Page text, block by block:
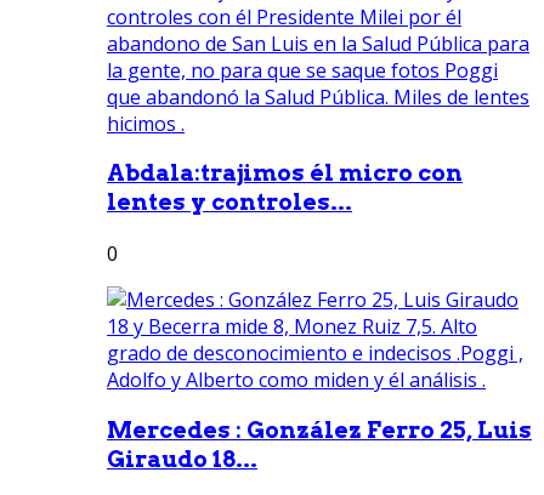
Abdala:trajimos él micro con
lentes y controles...
0
Mercedes : González Ferro 25, Luis
Giraudo 18...